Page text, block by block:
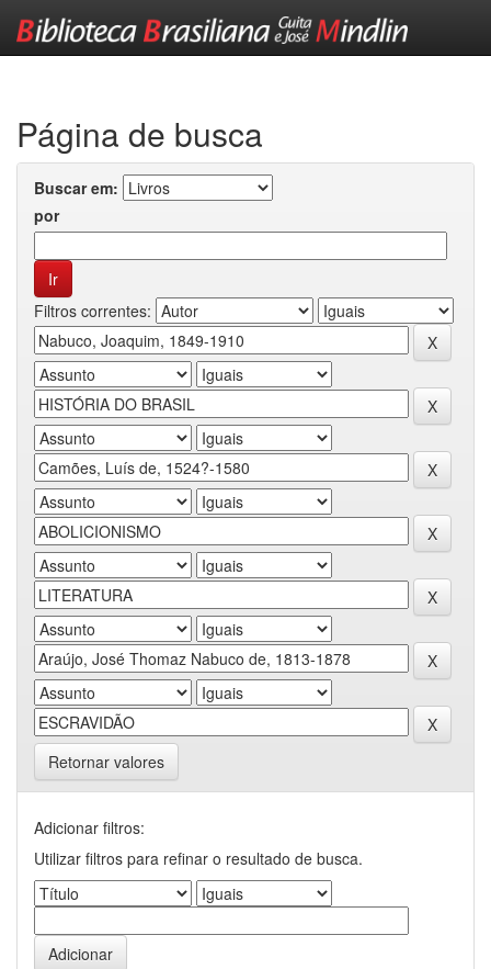
Página de busca
Buscar em:
por
Filtros correntes:
Retornar valores
Adicionar filtros:
Utilizar filtros para refinar o resultado de busca.